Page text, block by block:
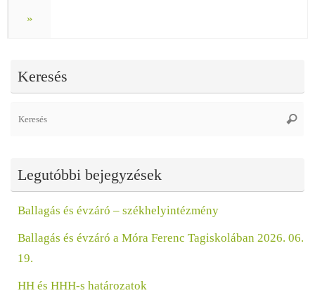
»
Keresés
Legutóbbi bejegyzések
Ballagás és évzáró – székhelyintézmény
Ballagás és évzáró a Móra Ferenc Tagiskolában 2026. 06.
19.
HH és HHH-s határozatok